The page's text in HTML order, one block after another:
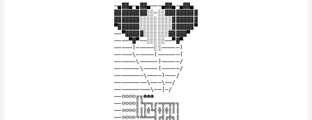
─▄▓▓▄─▄▓▓▄───▄▓▓▄─▄▓▓▄
▓▓▓▓▓▓▓▓▓░░─░░▓▓▓▓▓▓▓▓▓
▓▓▓▓▓▓▓░░░░░░░░░▓▓▓▓▓▓▓
▀▓▓▓▓▓▓░░░░░░░░░▓▓▓▓▓▓▀
──▀▓▓▓▓▓░░░░░░░▓▓▓▓▓▀
────▀▓▀──░░░░░──▀▓▀
─────)─────░░─────)
─────\─────(──────(
──────\─────)─────/
───────\────(─────/
────────\────)───/
─────────\───\──/
──────────\──|─/
──☺☺☺☺╔╗☻☻☻
──☺☺☺☺║╚╦═╗╔═╦═╦╦╗
──☺☺☺☺║║║╬╚╣╬║╬║║║
──☺☺☺☺╚╩╩══╣╔╣╔╬╗║